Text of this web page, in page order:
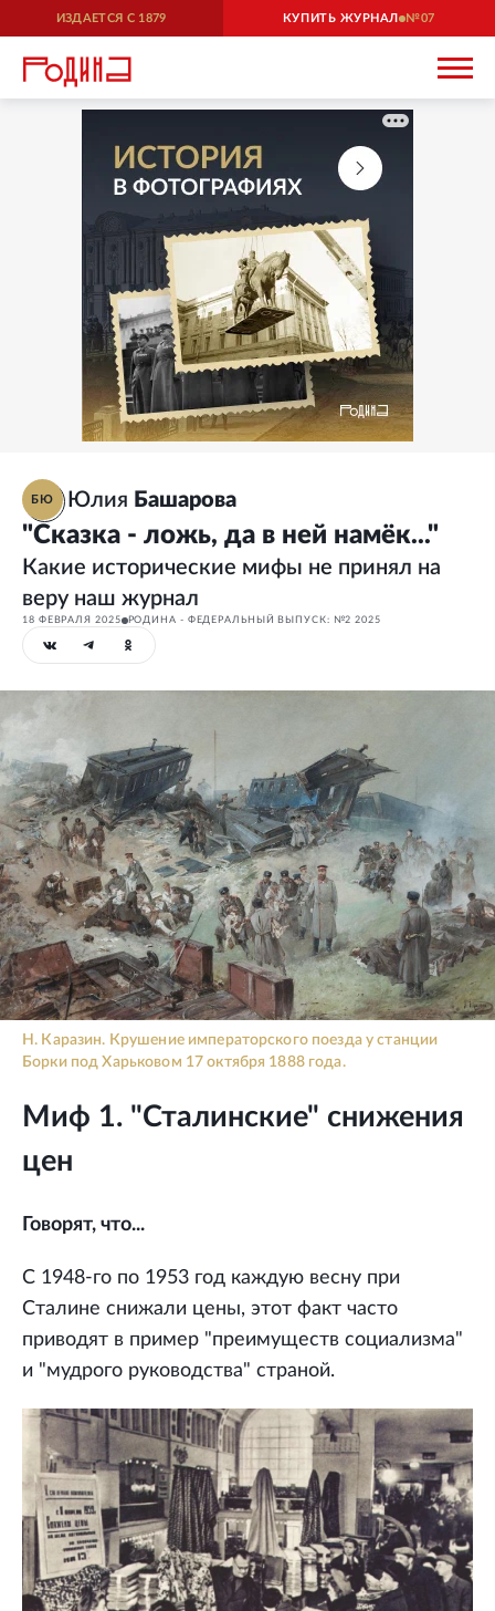
ИЗДАЕТСЯ С 1879 КУПИТЬ ЖУРНАЛ 07
БЮ Юлия Башарова
"Сказка - ложь, да в ней намёк..."
Какие исторические мифы не принял на
веру наш журнал
18 ФЕВРАЛЯ 2025 РОДИНА - ФЕДЕРАЛЬНЫЙ ВЫПУСК: №2 2025
Н. Каразин. Крушение императорского поезда у станции
Борки под Харьковом 17 октября 1888 года.
Миф 1. "Сталинские" снижения
цен
Говорят, что...
С 1948-го по 1953 год каждую весну при
Сталине снижали цены, этот факт часто
приводят в пример "преимуществ социализма"
и "мудрого руководства" страной.